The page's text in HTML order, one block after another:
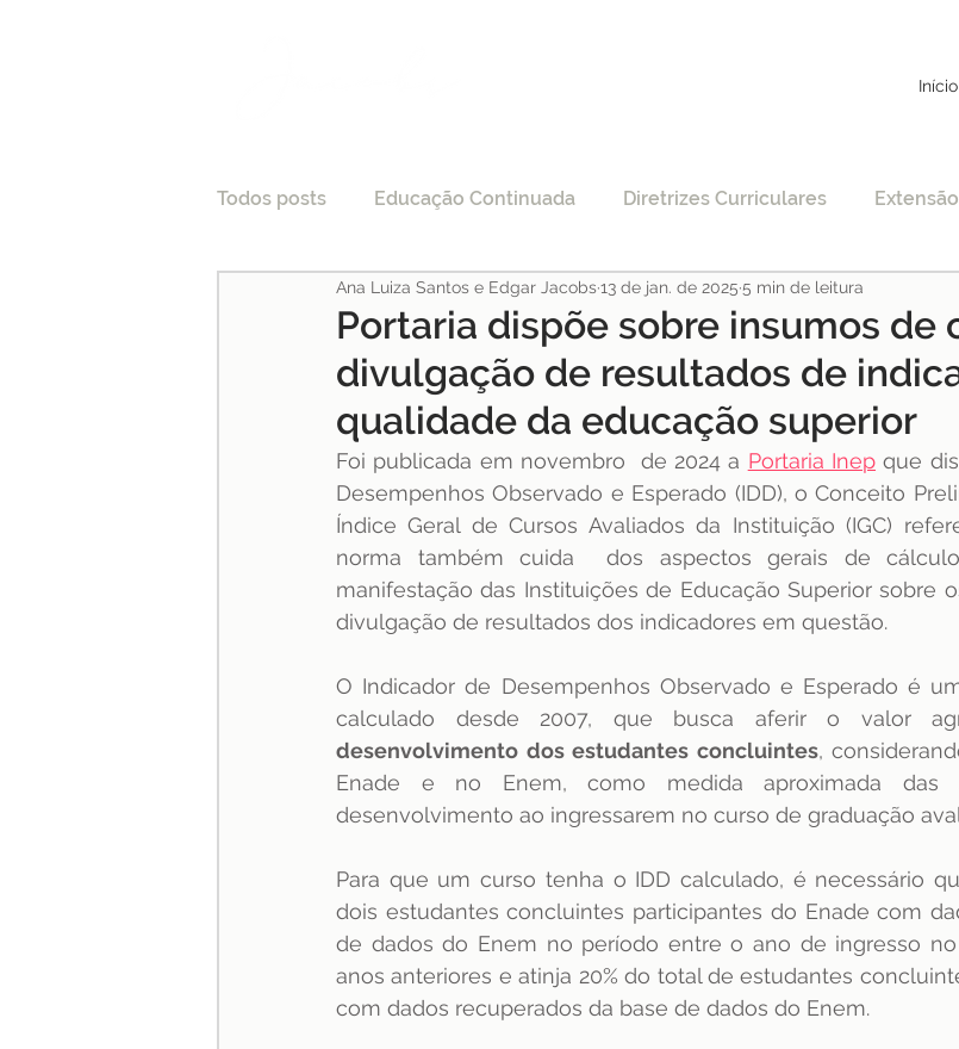
Início
Todos posts Educação Continuada Diretrizes Curriculares Extensão
Tecnologia e Direito Educação Específica COVID-19
Processo Seletivo Credenciamento EAD Legislação
Pesquisas Medicina STF Justiça pos-graduação
especialização Jurisprudência ENAMED avaliação
Portaria dispõe sobre insumos de
divulgação de resultados de
qualidade da educação superior
Ana Luiza Santos e Edgar Jacobs13 de jan. de 2025 5 min de leitura
Foi publicada em novembro  de 2024 a Portaria Inep que
Desempenhos Observado e Esperado (IDD), o Conceito
Índice Geral de Cursos Avaliados da Instituição (IGC)
norma também cuida  dos aspectos gerais de
manifestação das Instituições de Educação Superior sobre
divulgação de resultados dos indicadores em questão.
O Indicador de Desempenhos Observado e Esperado é
calculado desde 2007, que busca aferir o valor
desenvolvimento dos estudantes concluintes,
Enade e no Enem, como medida aproximada das
desenvolvimento ao ingressarem no curso de graduação
Para que um curso tenha o IDD calculado, é necessário
dois estudantes concluintes participantes do Enade com
de dados do Enem no período entre o ano de ingresso
anos anteriores e atinja 20% do total de estudantes
com dados recuperados da base de dados do Enem.